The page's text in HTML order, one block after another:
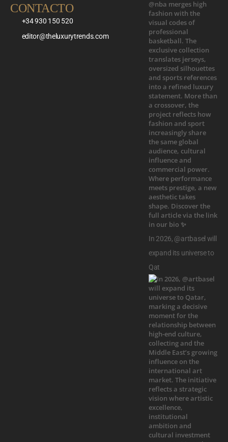
CONTACTO
+34 930 150 520
editor@theluxurytrends.com
In 2026, @artbasel will
expand its universe to
Qat